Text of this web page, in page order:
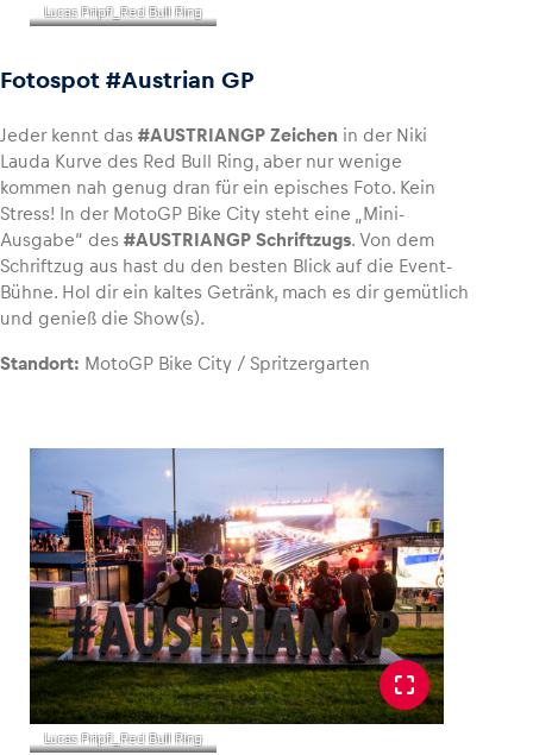
Lucas Pripfl_Red Bull Ring
Fotospot #Austrian GP
Jeder kennt das #AUSTRIANGP Zeichen in der Niki
Lauda Kurve des Red Bull Ring, aber nur wenige
kommen nah genug dran für ein episches Foto. Kein
Stress! In der MotoGP Bike City steht eine „Mini-
Ausgabe“ des #AUSTRIANGP Schriftzugs. Von dem
Schriftzug aus hast du den besten Blick auf die Event-
Bühne. Hol dir ein kaltes Getränk, mach es dir gemütlich
und genieß die Show(s).
Standort: MotoGP Bike City / Spritzergarten
Lucas Pripfl_Red Bull Ring